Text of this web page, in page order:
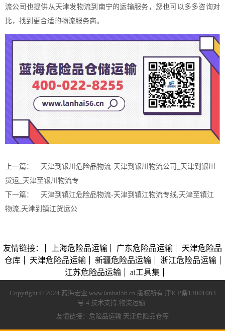
流公司也提供从天津发物流到南宁的运输服务，您也可以多多咨询对
比，找到更合适的物流服务商。
上一篇：
天津到银川危险品物流-天津到银川物流公司_天津到银川
货运_天津至银川物流专
下一篇：
天津到镇江危险品物流-天津到镇江物流专线,天津至镇江
物流,天津到镇江货运公
友情链接： 上海危险品运输 广东危险品运输
天津危险品
仓库
天津危险品运输 新疆危险品运输
浙江危险品运输
江苏危险品运输
ai工具集
Copyright © 2024 蓝海宏业 www.lanhai56.cn 版权所有 津ICP备13001063
号-4 技术支持:物流运输
友情链接： 危险品运输 天津危险品仓库